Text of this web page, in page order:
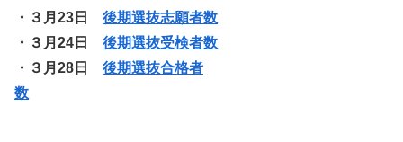
・３月23日 後期選抜志願者数
・３月24日 後期選抜受検者数
・３月28日 後期選抜合格者
数